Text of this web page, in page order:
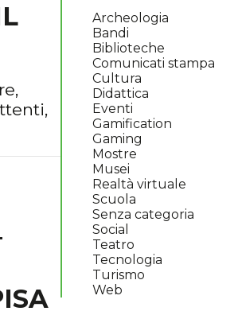
Archeologia
Bandi
Biblioteche
Comunicati stampa
Cultura
Didattica
Eventi
Gamification
Gaming
Mostre
Musei
Realtà virtuale
Scuola
Senza categoria
Social
Teatro
Tecnologia
Turismo
Web